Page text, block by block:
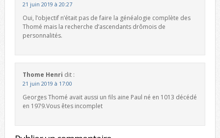
21 juin 2019 à 20:27
Oui, l’objectif n’était pas de faire la généalogie complète des
Thomé mais la recherche d’ascendants drômois de
personnalités.
Thome Henri dit :
21 juin 2019 à 17:00
Georges Thomé avait aussi un fils aine Paul né en 1013 décédé
en 1979.Vous êtes incomplet